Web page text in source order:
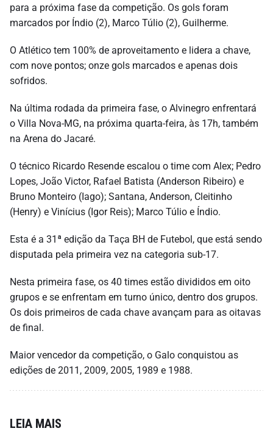
para a próxima fase da competição. Os gols foram
marcados por Índio (2), Marco Túlio (2), Guilherme.
O Atlético tem 100% de aproveitamento e lidera a chave,
com nove pontos; onze gols marcados e apenas dois
sofridos.
Na última rodada da primeira fase, o Alvinegro enfrentará
o Villa Nova-MG, na próxima quarta-feira, às 17h, também
na Arena do Jacaré.
O técnico Ricardo Resende escalou o time com Alex; Pedro
Lopes, João Victor, Rafael Batista (Anderson Ribeiro) e
Bruno Monteiro (Iago); Santana, Anderson, Cleitinho
(Henry) e Vinícius (Igor Reis); Marco Túlio e Índio.
Esta é a 31ª edição da Taça BH de Futebol, que está sendo
disputada pela primeira vez na categoria sub-17.
Nesta primeira fase, os 40 times estão divididos em oito
grupos e se enfrentam em turno único, dentro dos grupos.
Os dois primeiros de cada chave avançam para as oitavas
de final.
Maior vencedor da competição, o Galo conquistou as
edições de 2011, 2009, 2005, 1989 e 1988.
LEIA MAIS